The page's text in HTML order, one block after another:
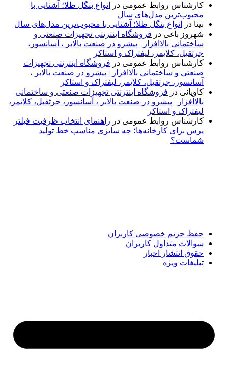
کارشناس روابط عمومی در
انواع بنگل طلا؛ آشنایی با
محبوب‌ترین مدل‌های سال
نینا در
انواع بنگل طلا؛ آشنایی با محبوب‌ترین مدل‌های سال
شهروز باغی در فروشگاه اینترنتی تجهیزات صنعتی و
ساختمانی بالاافزار | پیشرو در صنعت بالابر ، آسانسور،
جرثقیل، کلایمر، لیفتراک و استاکر
کارشناس روابط عمومی در فروشگاه اینترنتی تجهیزات
صنعتی و ساختمانی بالاافزار | پیشرو در صنعت بالابر ،
آسانسور، جرثقیل، کلایمر، لیفتراک و استاکر
کاویانی در فروشگاه اینترنتی تجهیزات صنعتی و ساختمانی
بالاافزار | پیشرو در صنعت بالابر ، آسانسور، جرثقیل، کلایمر،
لیفتراک و استاکر
کارشناس روابط عمومی در راهنمای انتخاب ظرفیت فیلتر
پرس برای کارخانه‌ها؛ چه سایزی مناسب خط تولید
شماست؟
حفظ حریم خصوصی کاربران
سوالات متداول کاربران
حقوق انتشار اخبار
تبلیغات ویژه